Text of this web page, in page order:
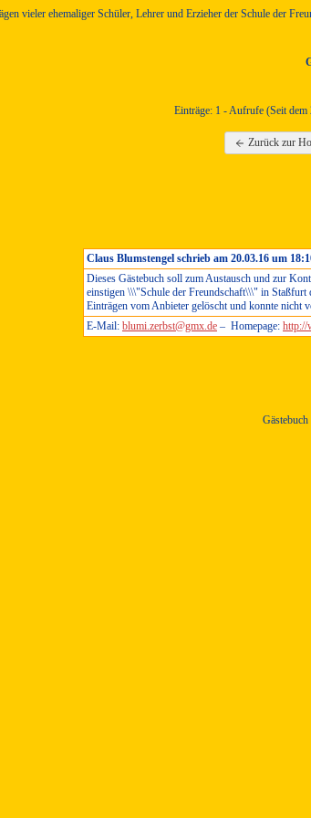
vieler ehemaliger Schüler, Lehrer und Erzieher der Schule der
Einträge: 1 - Aufrufe (Seit
Zurück zur
Claus Blumstengel schrieb am 20.03.16 um
Dieses Gästebuch soll zum Austausch und zur
einstigen \\\"Schule der Freundschaft\\\" in
Einträgen vom Anbieter gelöscht und konnte nicht
E-Mail: blumi.zerbst@gmx.de – Homepage: http://